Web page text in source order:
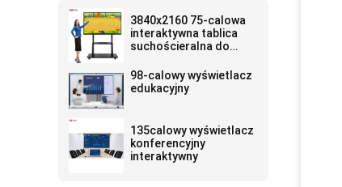
3840x2160 75-calowa
interaktywna tablica
suchościeralna do
monitor na
podczerwień, zgodny z
98-calowy wyświetlacz
edukacyjny
135calowy wyświetlacz
konferencyjny
interaktywny